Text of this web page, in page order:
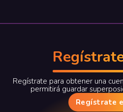
Regístrate para obtener una
permitirá guardar
Regístrate